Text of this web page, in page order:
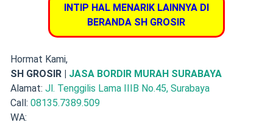
INTIP HAL MENARIK LAINNYA DI
BERANDA SH GROSIR
Hormat Kami,
SH GROSIR | JASA BORDIR MURAH SURABAYA
Alamat: Jl. Tenggilis Lama IIIB No.45, Surabaya
Call: 08135.7389.509
WA: